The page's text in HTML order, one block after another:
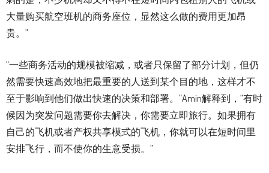
大量购买航空班机的商务座位，显然这么做的费用更加昂
贵。”
“一些商务活动的规模被缩减，或者只保留了部分计划，但仍
然需要快速高效地把最重要的人送到某个目的地，这样才不
至于影响到他们做出快速的决策和部署。”Amin解释到，“有时
候因为突发问题需要你去解决，你需要立即旅行。如果拥有
自己的飞机或者产权共享模式的飞机，你就可以在短时间里
安排飞行，而不使你的生意受损。”